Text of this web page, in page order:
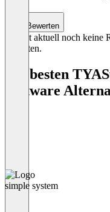
Bewerten
Es gibt aktuell noch keine
enthalten.
Die besten
Software
simple system